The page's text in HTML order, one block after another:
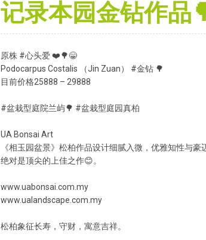
记录本园金钻作品
原株 #心头爱 ❤️🌳😁
Podocarpus Costalis （Jin Zuan） #金钻 🌳
目前价格25888 – 29888
#盆栽型庭院兰屿🌳 #盆栽型庭园真柏
UA Bonsai Art
《相玉园盆景》松柏作品设计细腻入微，优雅知性与豪
绝对是顶尖的上佳之作😊。
www.uabonsai.com.my
www.ualandscape.com.my
松柏象征长寿，守财，寓意吉祥。